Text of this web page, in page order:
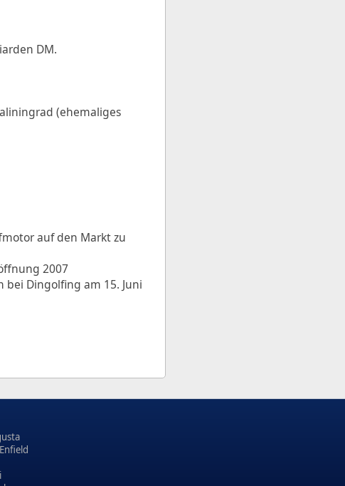
DM.
(ehemaliges
auf den Markt zu
2007
bei Dingolfing am 15. Juni